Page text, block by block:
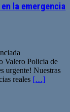
la emergencia
Valero Policia de
urgente! Nuestras
reales […]